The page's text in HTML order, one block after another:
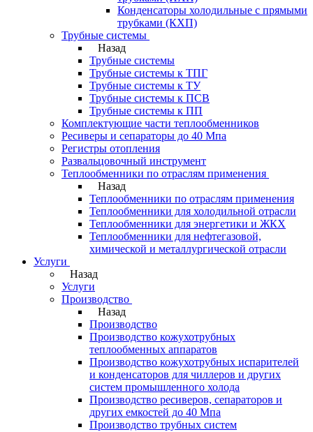
Конденсаторы холодильные с прямыми
трубками (КХП)
Трубные системы
Назад
Трубные системы
Трубные системы к ТПГ
Трубные системы к ТУ
Трубные системы к ПСВ
Трубные системы к ПП
Комплектующие части теплообменников
Ресиверы и сепараторы до 40 Мпа
Регистры отопления
Развальцовочный инструмент
Теплообменники по отраслям применения
Назад
Теплообменники по отраслям применения
Теплообменники для холодильной отрасли
Теплообменники для энергетики и ЖКХ
Теплообменники для нефтегазовой,
химической и металлургической отрасли
Услуги
Назад
Услуги
Производство
Назад
Производство
Производство кожухотрубных
теплообменных аппаратов
Производство кожухотрубных испарителей
и конденсаторов для чиллеров и других
систем промышленного холода
Производство ресиверов, сепараторов и
других емкостей до 40 Мпа
Производство трубных систем